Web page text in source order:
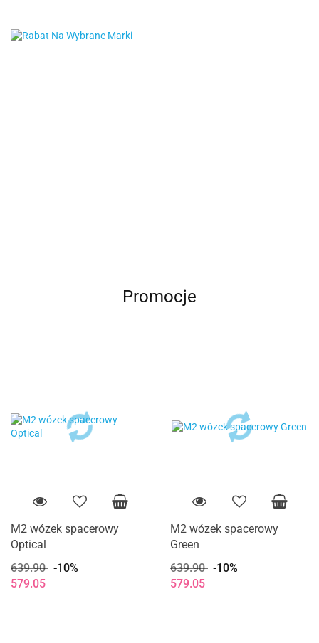
Promocje
M2 wózek spacerowy
Optical
639.90 -10%
579.05
M2 wózek spacerowy
Green
639.90 -10%
579.05